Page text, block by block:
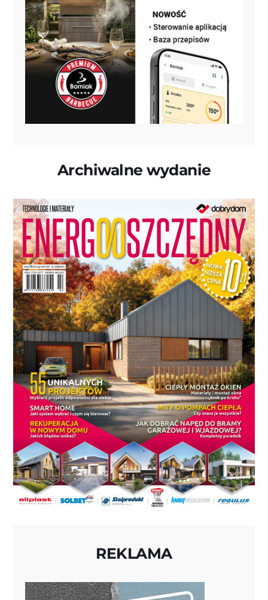
Archiwalne wydanie
REKLAMA